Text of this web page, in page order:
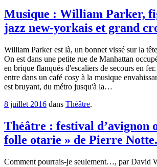
Musique : William Parker,
jazz new-yorkais et grand
William Parker est là, un bonnet vissé sur la
On est dans une petite rue de Manhattan
en brique flanqués d'escaliers de secours en
entre dans un café cosy à la musique
est bruyant, du métro jusqu'à la…
8 juillet 2016 dans Théâtre.
Théâtre : festival d’avignon
folle otarie » de Pierre Notte.
Comment pourrais-je seulement…, par David